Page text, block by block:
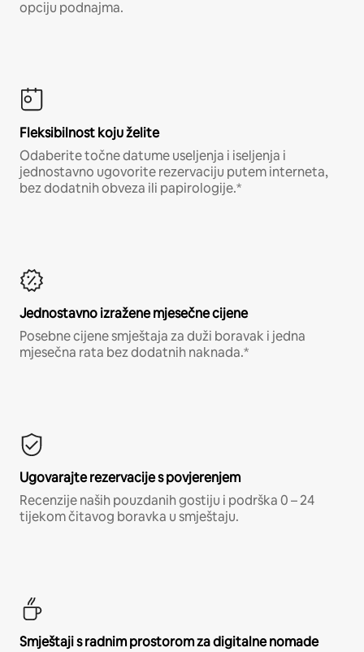
opciju podnajma.
Fleksibilnost koju želite
Odaberite točne datume useljenja i iseljenja i
jednostavno ugovorite rezervaciju putem interneta,
bez dodatnih obveza ili papirologije.*
Jednostavno izražene mjesečne cijene
Posebne cijene smještaja za duži boravak i jedna
mjesečna rata bez dodatnih naknada.*
Ugovarajte rezervacije s povjerenjem
Recenzije naših pouzdanih gostiju i podrška 0 – 24
tijekom čitavog boravka u smještaju.
Smještaji s radnim prostorom za digitalne nomade